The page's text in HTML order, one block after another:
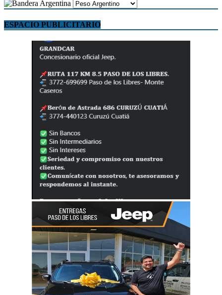
ESPACIO PUBLICITARIO